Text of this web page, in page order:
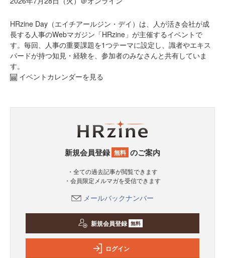
HRzine Day（エイチアールジン・デイ）は、人が活き会社が成
長する人事のWebマガジン「HRzine」が主催するイベントで
す。毎回、人事の重要課題を1つテーマに設定し、識者やエキス
パードが持つ知見・経験を、参加者のみなさんと共有していま
す。
イベントカレンダーを見る
新規会員登録 無料 のご案内
・全ての過去記事が閲覧できます
・会員限定メルマガを受信できます
メールバックナンバー
新規会員登録 無料
ログイン